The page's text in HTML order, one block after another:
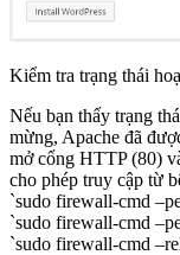
Kiểm tra trạng thái
Nếu bạn thấy trạng
mừng, Apache đã
mở cổng HTTP (80)
cho phép truy cập từ
`sudo firewall-cmd
`sudo firewall-cmd
`sudo firewall-cmd